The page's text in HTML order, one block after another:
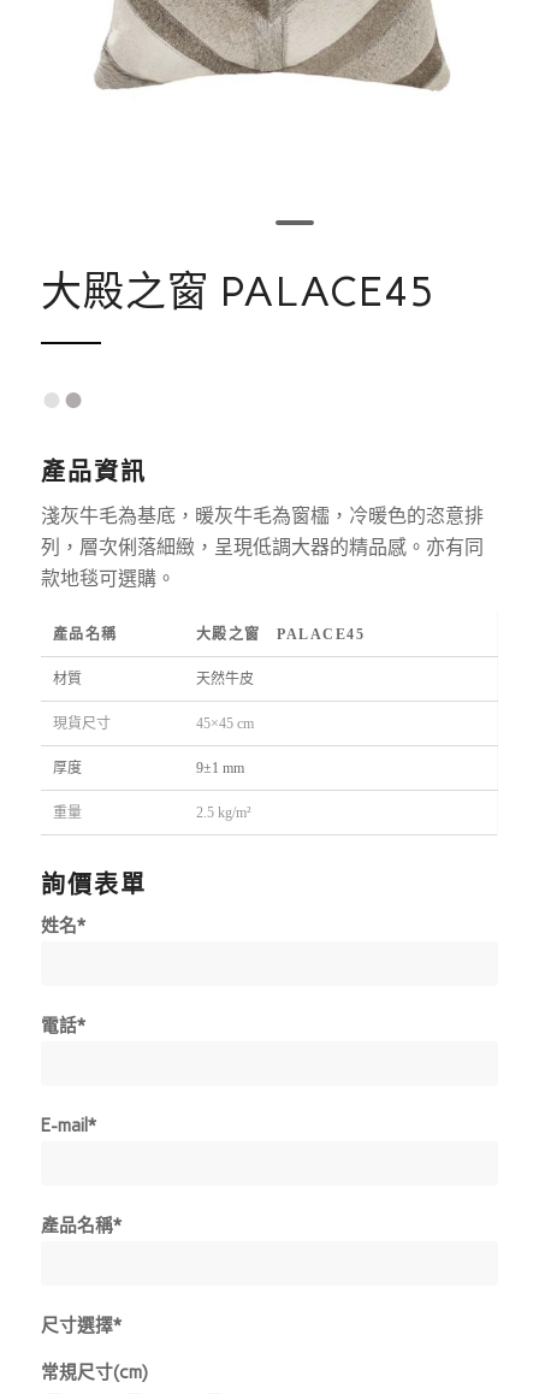
大殿之窗 PALACE45
●●
產品資訊
淺灰牛毛為基底，暖灰牛毛為窗櫺，冷暖色的恣意排
列，層次俐落細緻，呈現低調大器的精品感。亦有同
款地毯可選購。
產品名稱 大殿之窗 PALACE45
材質 天然牛皮
現貨尺寸 45×45 cm
厚度 9±1 mm
重量 2.5 kg/m²
詢價表單
姓名*
電話*
E-mail*
產品名稱*
尺寸選擇*
常規尺寸(cm)